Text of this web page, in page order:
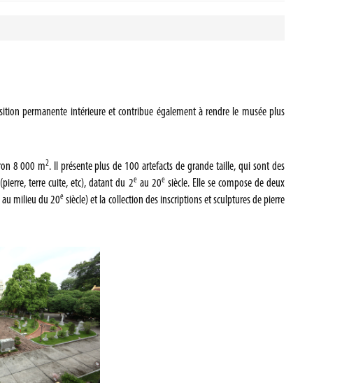
permanente intérieure et contribue également à rendre le musée plus
8 000 m2. Il présente plus de 100 artefacts de grande taille, qui sont des
terre cuite, etc), datant du 2eau 20esiècle. Elle se compose de deux
au milieu du 20e siècle) et la collection des inscriptions et sculptures de pierre